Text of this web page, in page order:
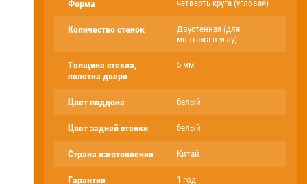
Форма четверть круга (угловая)
Количество стенок
Двустенная (для
монтажа в углу)
Толщина стекла,
полотна двери
5 мм
Цвет поддона белый
Цвет задней стенки белый
Страна изготовления Китай
Гарантия 1 год